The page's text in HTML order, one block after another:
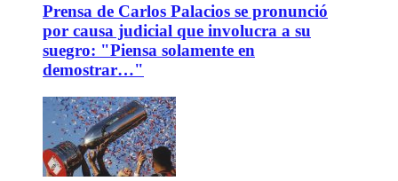
Prensa de Carlos Palacios se pronunció
por causa judicial que involucra a su
suegro: "Piensa solamente en
demostrar…"